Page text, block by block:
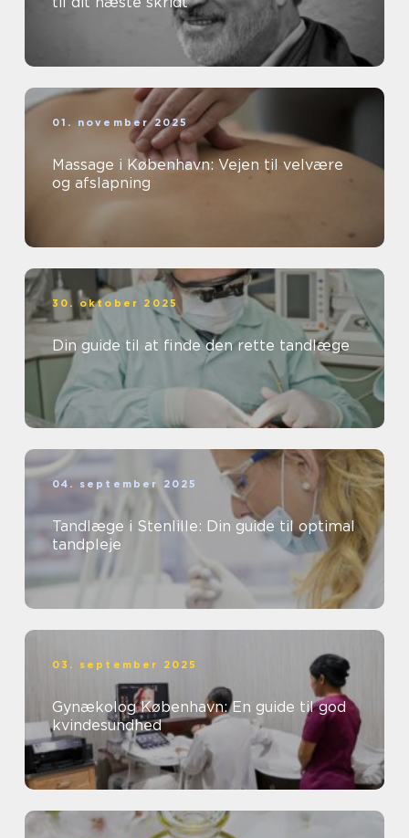
01. november 2025
Massage i København: Vejen til velvære
og afslapning
30. oktober 2025
Din guide til at finde den rette tandlæge
04. september 2025
Tandlæge i Stenlille: Din guide til optimal
tandpleje
03. september 2025
Gynækolog København: En guide til god
kvindesundhed